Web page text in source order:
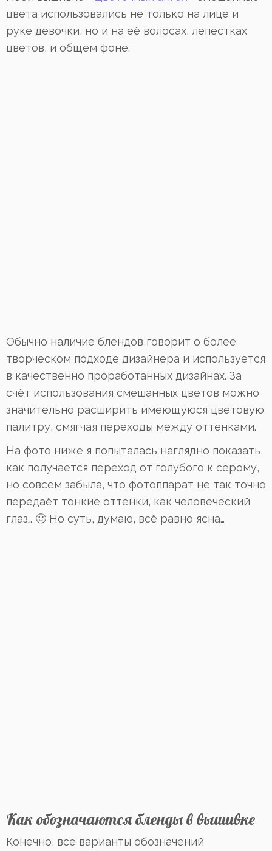
цвета использовались не только на лице и
руке девочки, но и на её волосах, лепестках
цветов, и общем фоне.
Обычно наличие блендов говорит о более
творческом подходе дизайнера и используется
в качественно проработанных дизайнах. За
счёт использования смешанных цветов можно
значительно расширить имеющуюся цветовую
палитру, смягчая переходы между оттенками.
На фото ниже я попыталась наглядно показать,
как получается переход от голубого к серому,
но совсем забыла, что фотоппарат не так точно
передаёт тонкие оттенки, как человеческий
глаз… 🙂 Но суть, думаю, всё равно ясна…
Как обозначаются бленды в вышивке
Конечно, все варианты обозначений